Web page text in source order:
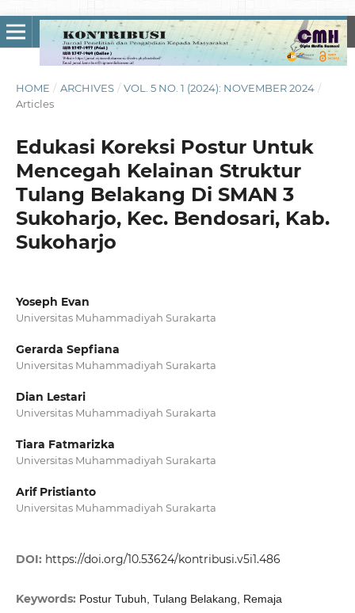
HOME / ARCHIVES / VOL. 5 NO. 1 (2024): NOVEMBER 2024 /
Articles
Edukasi Koreksi Postur Untuk
Mencegah Kelainan Struktur
Tulang Belakang Di SMAN 3
Sukoharjo, Kec. Bendosari, Kab.
Sukoharjo
Yoseph Evan
Universitas Muhammadiyah Surakarta
Gerarda Sepfiana
Universitas Muhammadiyah Surakarta
Dian Lestari
Universitas Muhammadiyah Surakarta
Tiara Fatmarizka
Universitas Muhammadiyah Surakarta
Arif Pristianto
Universitas Muhammadiyah Surakarta
DOI: https://doi.org/10.53624/kontribusi.v5i1.486
Keywords: Postur Tubuh, Tulang Belakang, Remaja